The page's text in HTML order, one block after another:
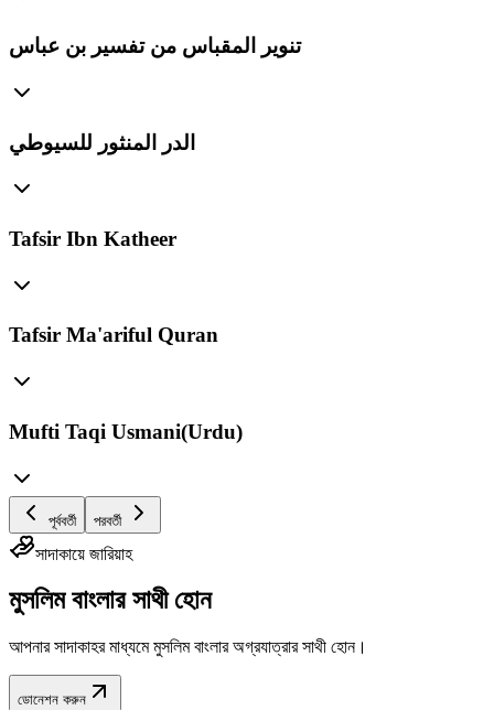
تنوير المقباس من تفسير بن عباس
الدر المنثور للسيوطي
Tafsir Ibn Katheer
Tafsir Ma'ariful Quran
Mufti Taqi Usmani(Urdu)
পূর্ববর্তী পরবর্তী
সাদাকায়ে জারিয়াহ
মুসলিম বাংলার সাথী হোন
আপনার সাদাকাহর মাধ্যমে মুসলিম বাংলার অগ্রযাত্রার সাথী হোন।
ডোনেশন করুন